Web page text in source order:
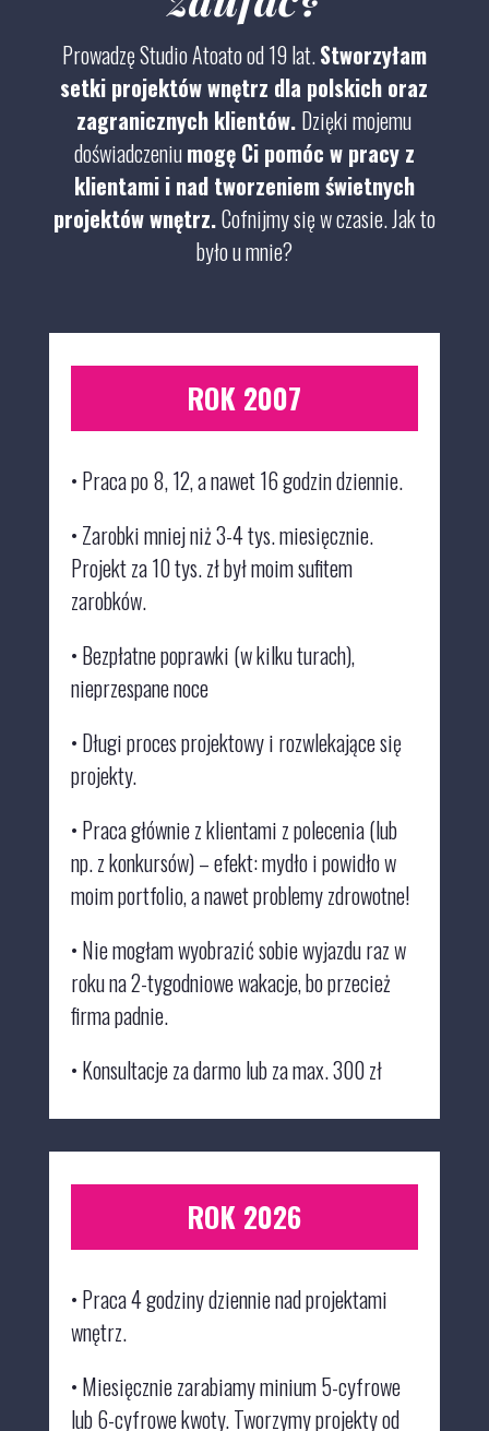
Prowadzę Studio Atoato od 19 lat.Stworzyłam
setki projektów wnętrz dla polskich oraz
zagranicznych klientów. Dzięki mojemu
doświadczeniumogę Ci pomóc w pracy z
klientami i nad tworzeniem świetnych
projektów wnętrz.Cofnijmy się w czasie.Jak to
było u mnie?
ROK 2007
• Praca po 8, 12, a nawet 16 godzin dziennie.
• Zarobki mniej niż 3-4 tys. miesięcznie.
Projekt za 10 tys. zł był moim sufitem
zarobków.
• Bezpłatne poprawki (w kilku turach),
nieprzespane noce
• Długi proces projektowy i rozwlekające się
projekty.
• Pracagłównie z klientami z polecenia(lub
np. z konkursów) – efekt:mydło i powidło w
moim portfolio, a nawet problemy zdrowotne!
• Nie mogłam wyobrazić sobie wyjazdu raz w
roku na 2-tygodniowe wakacje, bo przecież
firma padnie.
• Konsultacje za darmolub za max. 300 zł
ROK 2026
• Praca 4 godziny dziennie nad projektami
wnętrz.
• Miesięcznie zarabiamy minium 5-cyfrowe
lub 6-cyfrowe kwoty. Tworzymy projekty od